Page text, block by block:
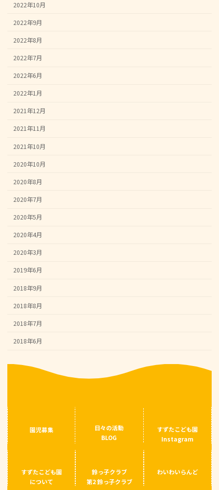
2022年10月
2022年9月
2022年8月
2022年7月
2022年6月
2022年1月
2021年12月
2021年11月
2021年10月
2020年10月
2020年8月
2020年7月
2020年5月
2020年4月
2020年3月
2019年6月
2018年9月
2018年8月
2018年7月
2018年6月
園児募集
日々の活動
BLOG
すずたこども園
Instagram
すずたこども園
について
鈴っ子クラブ
第2 鈴っ子クラブ
わいわいらんど